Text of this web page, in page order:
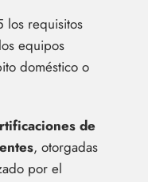
los requisitos
equipos
doméstico o
de
, otorgadas
por el